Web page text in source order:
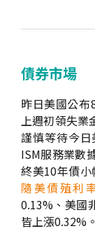
債券市場
昨日美國公布
上週初領失
謹慎等待今
ISM服務業數
終美10年債
隨美債殖利
0.13%、美國
皆上漲0.32%。